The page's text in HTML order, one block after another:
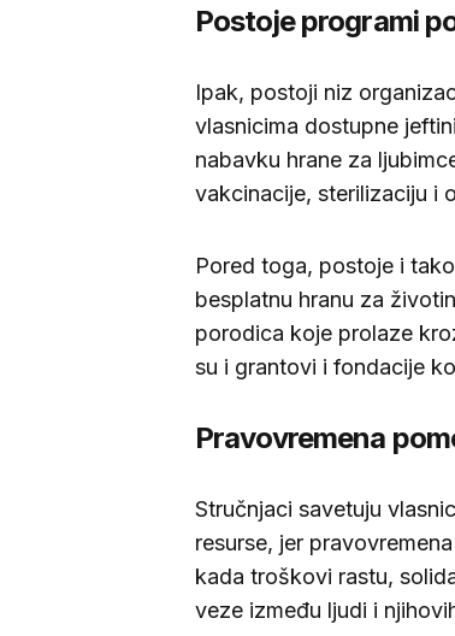
Postoje programi
Ipak, postoji niz
vlasnicima dostupne
nabavku hrane za
vakcinacije, sterilizaciju i
Pored toga, postoje i
besplatnu hranu za
porodica koje prolaze
su i grantovi i fondacije
Pravovremena
Stručnjaci savetuju
resurse, jer
kada troškovi rastu,
veze između ljudi i